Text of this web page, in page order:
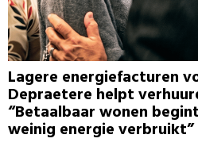
Lagere energiefacturen
Depraetere helpt
“Betaalbaar wonen
weinig energie verbruikt”